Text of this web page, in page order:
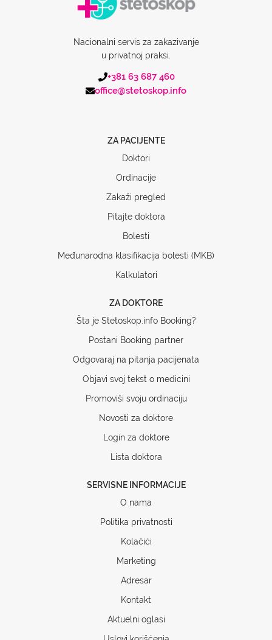
Nacionalni servis za zakazivanje
u privatnoj praksi.
+381 63 687 460
office@stetoskop.info
ZA PACIJENTE
Doktori
Ordinacije
Zakaži pregled
Pitajte doktora
Bolesti
Međunarodna klasifikacija bolesti (MKB)
Kalkulatori
ZA DOKTORE
Šta je Stetoskop.info Booking?
Postani Booking partner
Odgovaraj na pitanja pacijenata
Objavi svoj tekst o medicini
Promoviši svoju ordinaciju
Novosti za doktore
Login za doktore
Lista doktora
SERVISNE INFORMACIJE
O nama
Politika privatnosti
Kolačići
Marketing
Adresar
Kontakt
Aktuelni oglasi